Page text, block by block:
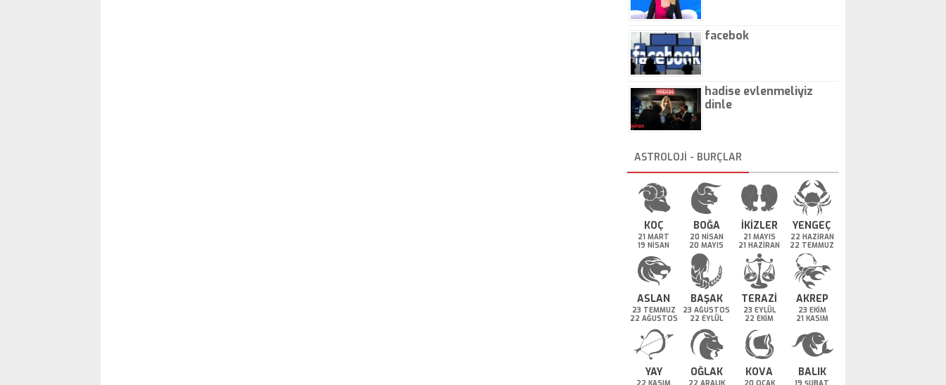
facebok
hadise evlenmeliyiz
dinle
ASTROLOJİ - BURÇLAR
KOÇ
21 MART
19 NİSAN
BOĞA
20 NİSAN
20 MAYIS
İKİZLER
21 MAYIS
21 HAZİRAN
YENGEÇ
22 HAZİRAN
22 TEMMUZ
ASLAN
23 TEMMUZ
22 AĞUSTOS
BAŞAK
23 AĞUSTOS
22 EYLÜL
TERAZİ
23 EYLÜL
22 EKİM
AKREP
23 EKİM
21 KASIM
YAY OĞLAK KOVA BALIK